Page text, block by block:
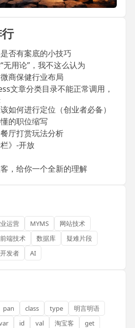
否有案底的小技巧
无用论”，我不这么认为
商保健行业布局
文章分类目录不能正常调用，
如何进行定位（创业者必备）
的职位缩写
厅打赏玩法分析
栏》-开放
，给你一个全新的理解
运营 MYMS
网站技术
前端技术 数据库
疑难片段
开发者 AI
pan class type
明言明语
id val 淘宝客
get